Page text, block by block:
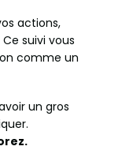
actions,
Ce suivi vous
comme un
un gros